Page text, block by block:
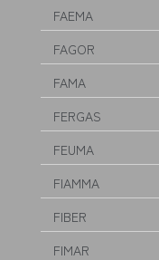
FAEMA
FAGOR
FAMA
FERGAS
FEUMA
FIAMMA
FIBER
FIMAR